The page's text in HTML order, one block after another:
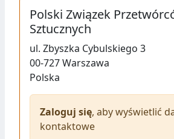
Polski Związek
Sztucznych
ul. Zbyszka Cybulskiego 3
00-727Warszawa
Polska
Zaloguj się, aby wyświetlić
kontaktowe